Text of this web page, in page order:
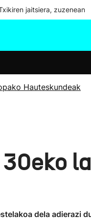
jaitsiera, zuzenean
Hauteskundeak
dela adierazi